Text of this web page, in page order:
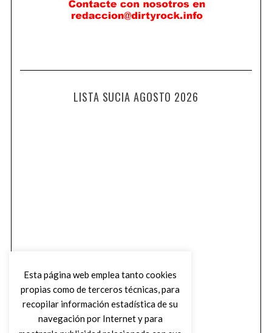
LISTA SUCIA AGOSTO 2026
Esta página web emplea tanto cookies
propias como de terceros técnicas, para
recopilar información estadística de su
navegación por Internet y para